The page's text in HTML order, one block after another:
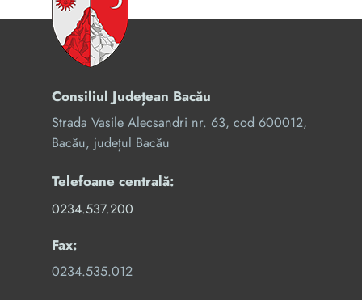
Consiliul Județean Bacău
Strada Vasile Alecsandri nr. 63, cod 600012,
Bacău, județul Bacău
Telefoane centrală:
0234.537.200
Fax:
0234.535.012